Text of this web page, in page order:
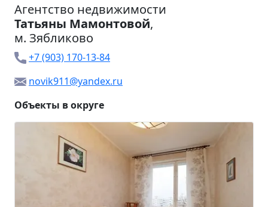
Агентство недвижимости
Татьяны Мамонтовой,
м. Зябликово
+7 (903) 170-13-84
novik911@yandex.ru
Объекты в округе